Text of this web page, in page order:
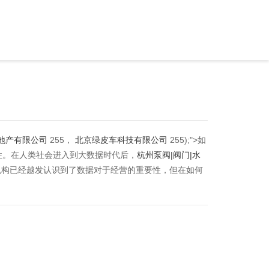
产有限公司 255， 北京绿皮车科技有限公司 255);">如
在人类社会进入到大数据时代后， 杭州泵阀|阀门|水
已经越发认识到了数据对于经营的重要性，但在如何